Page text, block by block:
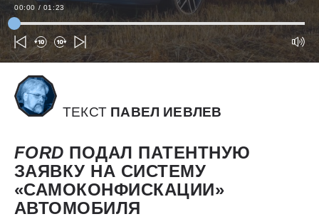
00:00 / 01:23
ТЕКСТ ПАВЕЛ ИЕВЛЕВ
FORD ПОДАЛ ПАТЕНТНУЮ
ЗАЯВКУ НА СИСТЕМУ
«САМОКОНФИСКАЦИИ»
АВТОМОБИЛЯ